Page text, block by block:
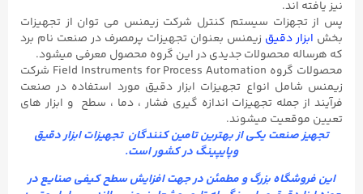
سیستم کنترل شرکت زیمنس می توان از تجهیزات
زیمنس بعنوان تجهیزات پرمصرف در صنعت نام برد
جدیدی در این گروه محصول معرفی میشود.
محصولات گروه Field Instruments for Process Automation شرکت
انواع تجهیزات ابزار دقیق مورد استفاده در صنعت
تجهیزات اندازه گیری فشار ، دما ، سطح و ابزار های
میشوند.
یکی از بهترین تامین کنندگان تجهیزات ابزار دقیق
وپایپینگ در کشور است.
بزرگ و مطمئن در جهت افزایش سطح کیفی صنایع در